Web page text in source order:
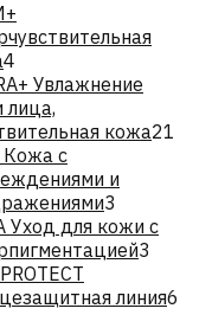
4
Увлажнение
лица,
кожа21
Кожа с
и
3
Уход для кожи с
3
линия6